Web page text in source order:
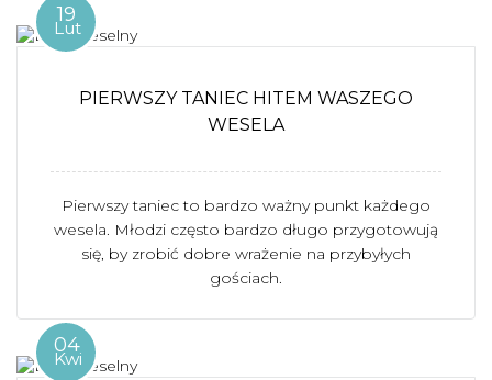
19
Lut
PIERWSZY TANIEC HITEM WASZEGO
WESELA
Pierwszy taniec to bardzo ważny punkt każdego
wesela. Młodzi często bardzo długo przygotowują
się, by zrobić dobre wrażenie na przybyłych
gościach.
04
Kwi